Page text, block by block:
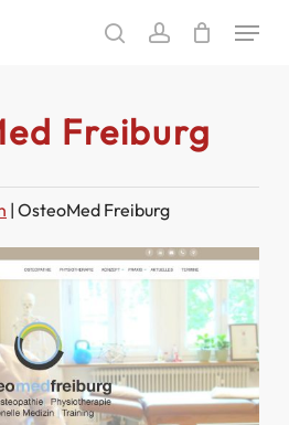
searchaccount
Menu
Freiburg
| OsteoMed Freiburg